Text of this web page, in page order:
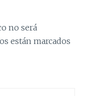
no será
están marcados